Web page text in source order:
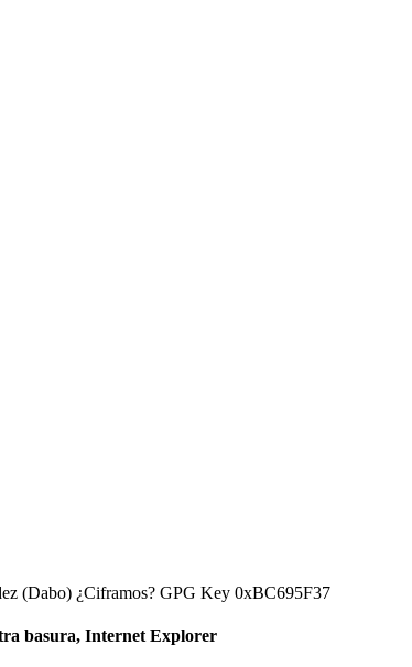
(Dabo) ¿Ciframos? GPG Key 0xBC695F37
basura, Internet Explorer